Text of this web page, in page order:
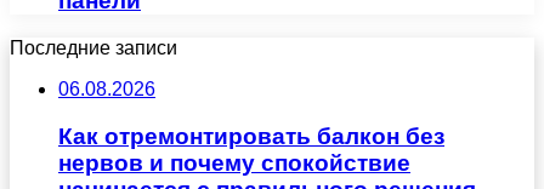
Последние записи
06.08.2026
Как отремонтировать балкон без
нервов и почему спокойствие